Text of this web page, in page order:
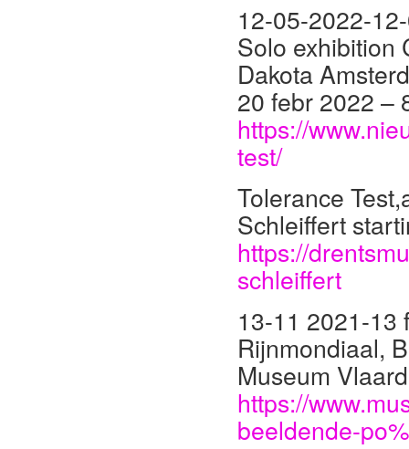
12-05-2022-
Solo exhibition
Dakota
20 febr 2022 –
https://
test/
Tolerance
Schleiffert
https://
schleiffert
13-11 2021-13
Rijnmondiaal,
Museum
https://
beeldende-